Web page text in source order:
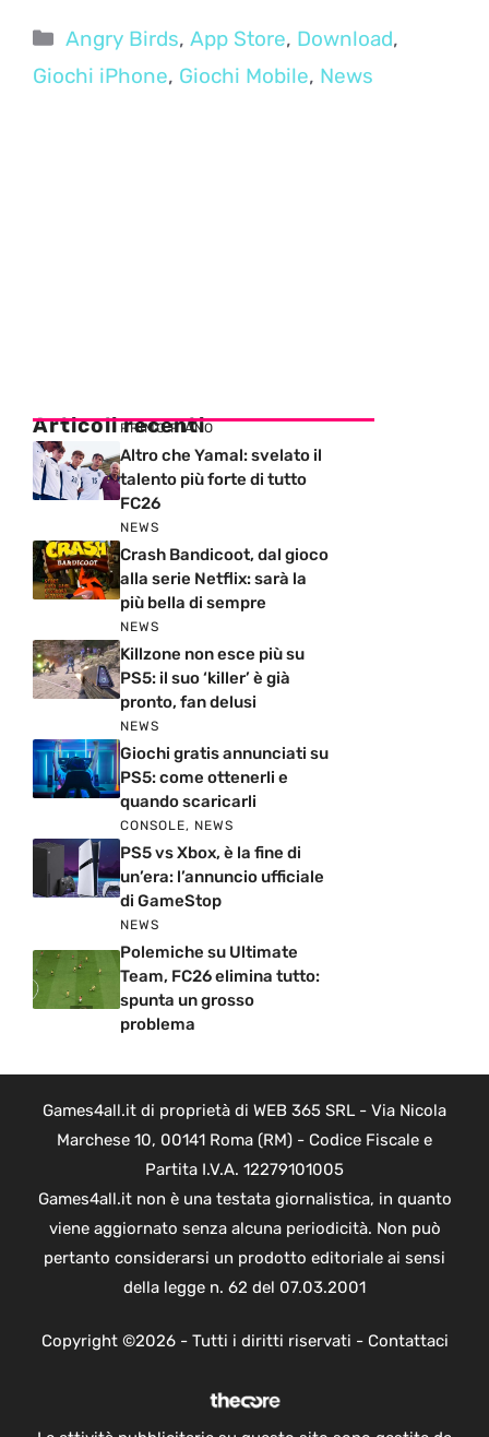
Categorie
Angry Birds,App Store, Download,
Giochi iPhone, Giochi Mobile, News
Articoli recenti
PRIMO PIANO
Altro che Yamal: svelato il
talento più forte di tutto
FC26
NEWS
Crash Bandicoot, dal gioco
alla serie Netflix: sarà la
più bella di sempre
NEWS
Killzone non esce più su
PS5: il suo ‘killer’ è già
pronto, fan delusi
NEWS
Giochi gratis annunciati su
PS5: come ottenerli e
quando scaricarli
CONSOLE, NEWS
PS5 vs Xbox, è la fine di
un’era: l’annuncio ufficiale
di GameStop
NEWS
Polemiche su Ultimate
Team, FC26 elimina tutto:
spunta un grosso
problema
Games4all.it di proprietà di WEB 365 SRL - Via Nicola
Marchese 10, 00141 Roma (RM) - Codice Fiscale e
Partita I.V.A. 12279101005
Games4all.it non è una testata giornalistica, in quanto
viene aggiornato senza alcuna periodicità. Non può
pertanto considerarsi un prodotto editoriale ai sensi
della legge n. 62 del 07.03.2001
Copyright ©2026 - Tutti i diritti riservati - Contattaci